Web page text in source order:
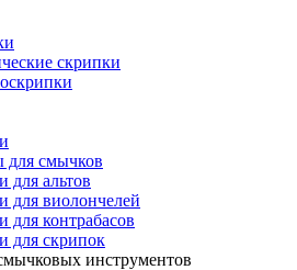
скрипки
для смычков
для альтов
для виолончелей
для контрабасов
для скрипок
инструментов